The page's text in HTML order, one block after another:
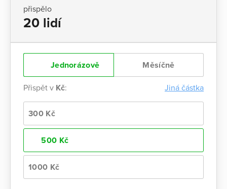
přispělo
20 lidí
Jednorázově Měsíčně
Přispět v Kč: Jiná částka
300 Kč
500 Kč
1000 Kč